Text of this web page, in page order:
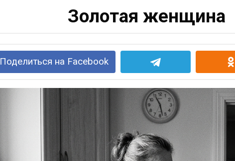
Золотая женщина
Поделиться на Facebook